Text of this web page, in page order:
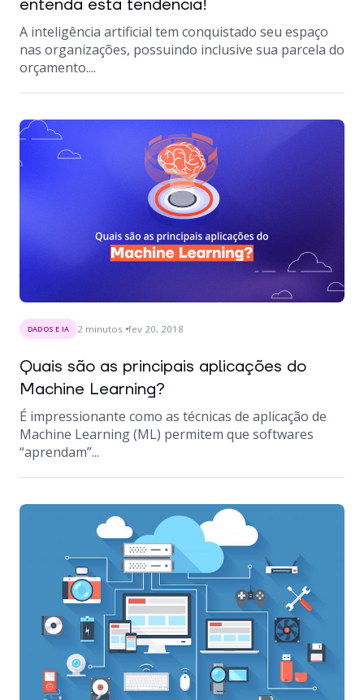
entenda esta tendência!
A inteligência artificial tem conquistado seu espaço
nas organizações, possuindo inclusive sua parcela do
orçamento....
DADOS E IA 2 minutos fev 20, 2018
Quais são as principais aplicações do
Machine Learning?
É impressionante como as técnicas de aplicação de
Machine Learning (ML) permitem que softwares
“aprendam”...